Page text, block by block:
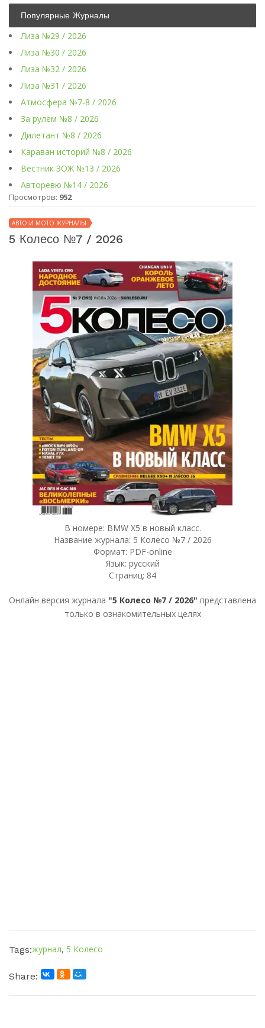
Популярные Журналы
Лиза №29 / 2026
Лиза №30 / 2026
Лиза №32 / 2026
Лиза №31 / 2026
Атмосфера №7-8 / 2026
За рулем №8 / 2026
Дилетант №8 / 2026
Караван историй №8 / 2026
Вестник ЗОЖ №13 / 2026
Авторевю №14 / 2026
Просмотров: 952
АВТО И МОТО ЖУРНАЛЫ
5 Колесо №7 / 2026
В номере: BMW X5 в новый класс.
Название журнала: 5 Колесо №7 / 2026
Формат: PDF-online
Язык: русский
Страниц: 84
Онлайн версия журнала "5 Колесо №7 / 2026" представлена
только в ознакомительных целях
Tags:журнал, 5 Колесо
Share: